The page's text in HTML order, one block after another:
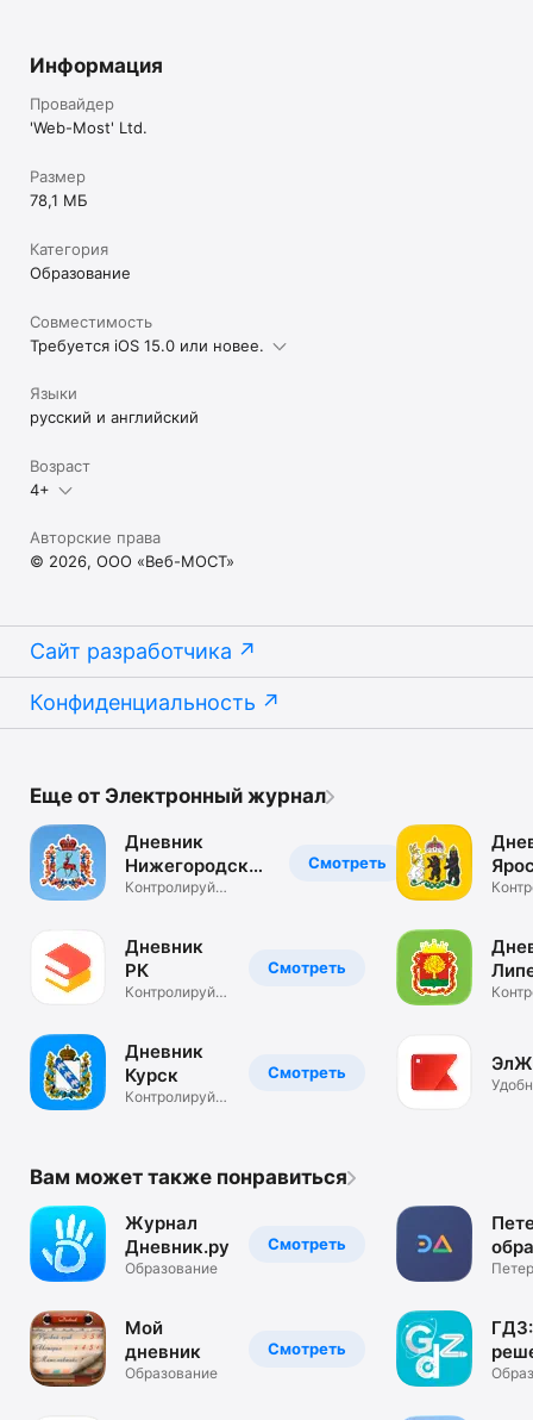
Информация
Провайдер
'Web-Most' Ltd.
Размер
78,1 МБ
Категория
Образование
Совместимость
Требуется iOS 15.0 или новее.
Языки
русский и английский
Возраст
4+
Авторские права
© 2026, ООО «Веб-МОСТ»
Сайт разработчика
Конфиденциальность
Еще от Электронный журнал
Смотреть
Дневник
Нижегородской
области
Контролируй
Смотреть
Дневник
РК
Контролируй
Смотреть
Дневник
Курск
Контролируй
обл.
Вам может также понравиться
Смотреть
Журнал
Дневник.ру
Образование
Смотреть
Мой
дневник
Образование
по